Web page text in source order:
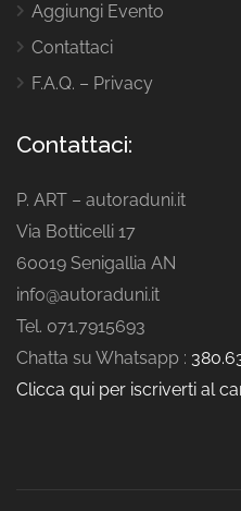
Aggiungi Evento
Contattaci
F.A.Q. – Privacy
Contattaci:
P. ART – autoraduni.it
Via Botticelli 17
60019 Senigallia AN
info@autoraduni.it
Tel. 071.7915693
Chatta su Whatsapp :
Clicca qui per iscriverti al